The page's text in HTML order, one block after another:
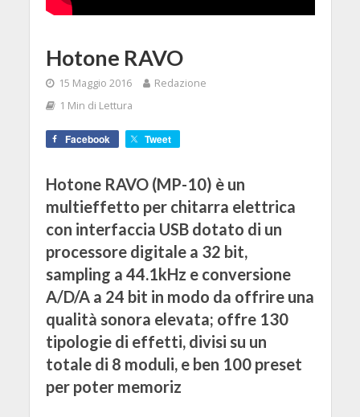
Hotone RAVO
15 Maggio 2016
Redazione
1 Min di Lettura
Facebook Tweet
Hotone RAVO (MP-10) è un
multieffetto per chitarra elettrica
con interfaccia USB dotato di un
processore digitale a 32 bit,
sampling a 44.1kHz e conversione
A/D/A a 24 bit in modo da offrire una
qualità sonora elevata; offre 130
tipologie di effetti, divisi su un
totale di 8 moduli, e ben 100 preset
per poter memoriz